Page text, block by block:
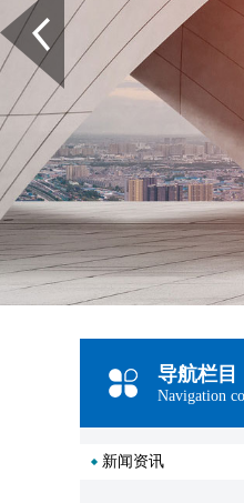
导航栏目
Navigation
新闻资讯